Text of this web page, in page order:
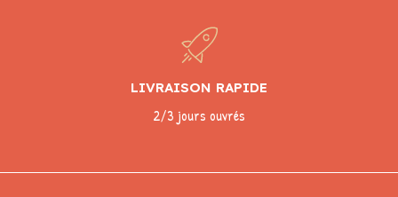
LIVRAISON RAPIDE
2/3 jours ouvrés